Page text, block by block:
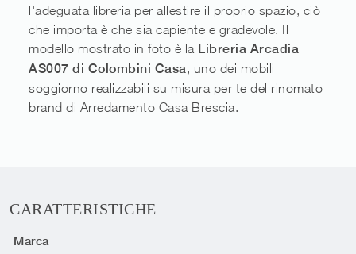
l'adeguata libreria per allestire il proprio spazio, ciò
che importa è che sia capiente e gradevole. Il
modello mostrato in foto è la Libreria Arcadia
AS007 di Colombini Casa, uno dei mobili
soggiorno realizzabili su misura per te del rinomato
brand di Arredamento Casa Brescia.
CARATTERISTICHE
Marca